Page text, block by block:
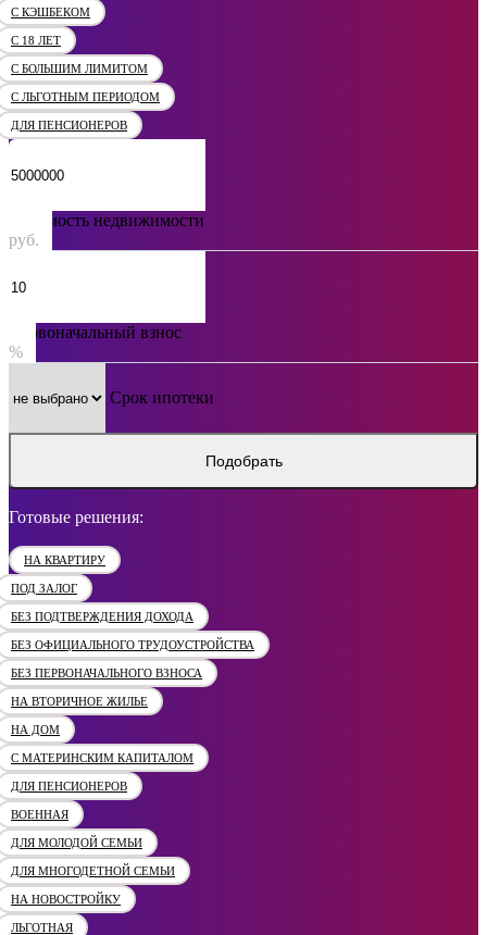
С КЭШБЕКОМ
С 18 ЛЕТ
С БОЛЬШИМ ЛИМИТОМ
С ЛЬГОТНЫМ ПЕРИОДОМ
ДЛЯ ПЕНСИОНЕРОВ
Стоимость недвижимости
руб.
Первоначальный взнос
%
Срок ипотеки
Подобрать
Готовые решения:
НА КВАРТИРУ
ПОД ЗАЛОГ
БЕЗ ПОДТВЕРЖДЕНИЯ ДОХОДА
БЕЗ ОФИЦИАЛЬНОГО ТРУДОУСТРОЙСТВА
БЕЗ ПЕРВОНАЧАЛЬНОГО ВЗНОСА
НА ВТОРИЧНОЕ ЖИЛЬЕ
НА ДОМ
С МАТЕРИНСКИМ КАПИТАЛОМ
ДЛЯ ПЕНСИОНЕРОВ
ВОЕННАЯ
ДЛЯ МОЛОДОЙ СЕМЬИ
ДЛЯ МНОГОДЕТНОЙ СЕМЬИ
НА НОВОСТРОЙКУ
ЛЬГОТНАЯ